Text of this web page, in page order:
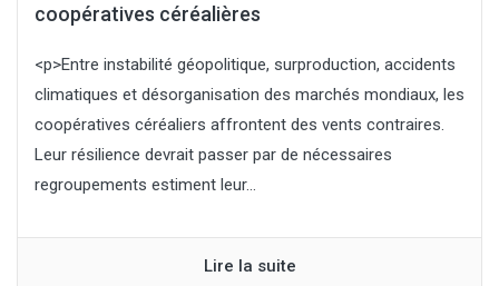
coopératives céréalières
<p>Entre instabilité géopolitique, surproduction, accidents
climatiques et désorganisation des marchés mondiaux, les
coopératives céréaliers affrontent des vents contraires.
Leur résilience devrait passer par de nécessaires
regroupements estiment leur...
Lire la suite